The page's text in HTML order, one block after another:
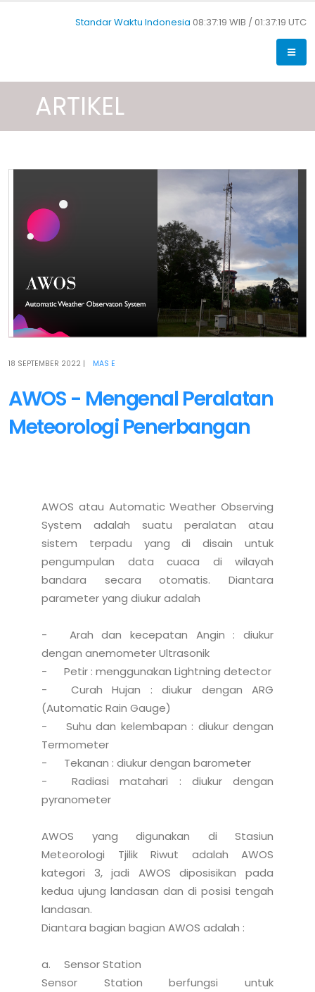
Standar Waktu Indonesia08:37:20 WIB /01:37:20 UTC
ARTIKEL
18 SEPTEMBER 2022 | MAS E
AWOS - Mengenal Peralatan
Meteorologi Penerbangan
AWOS atau Automatic Weather Observing
System adalah suatu peralatan atau
sistem terpadu yang di disain untuk
pengumpulan data cuaca di wilayah
bandara secara otomatis. Diantara
parameter yang diukur adalah
-	Arah dan kecepatan Angin : diukur
dengan anemometer Ultrasonik
-	Petir : menggunakan Lightning detector
-	Curah Hujan : diukur dengan ARG
(Automatic Rain Gauge)
-	Suhu dan kelembapan : diukur dengan
Termometer
-	Tekanan : diukur dengan barometer
-	Radiasi matahari : diukur dengan
pyranometer
AWOS yang digunakan di Stasiun
Meteorologi Tjilik Riwut adalah AWOS
kategori 3, jadi AWOS diposisikan pada
kedua ujung landasan dan di posisi tengah
landasan.
Diantara bagian bagian AWOS adalah :
a.	Sensor Station
Sensor Station berfungsi untuk